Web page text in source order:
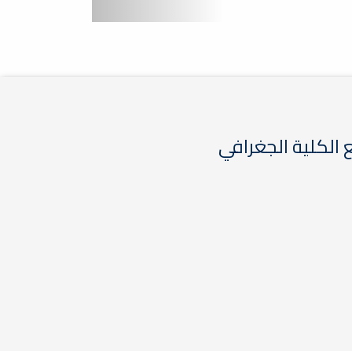
الجغرافي